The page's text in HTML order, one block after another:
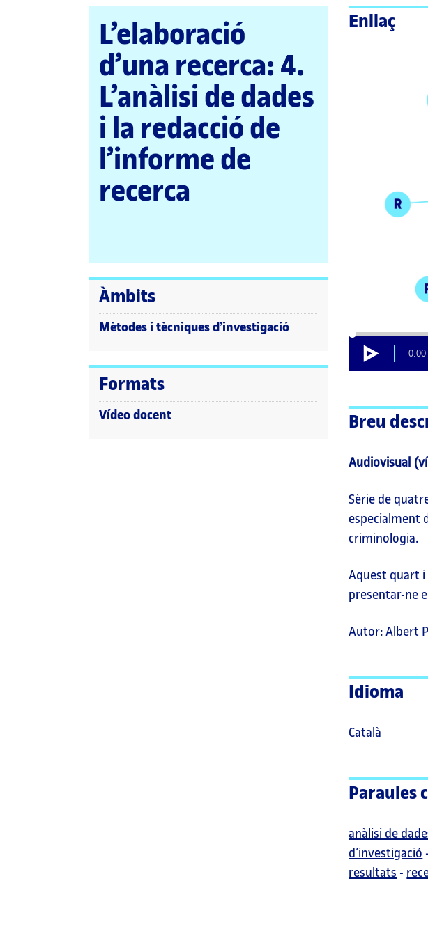
principal
L’elaboració
d’una recerca: 4.
L’anàlisi de dades
i la redacció de
l’informe de
recerca
Àmbits
Mètodes i tècniques d’investigació
Formats
Vídeo docent
Enllaç
Reproducció0:00
Carregat:
0%
Progrés:
0%
Breu
Audiovisual
Sèrie de
especialment
criminologia.
Aquest quart i
presentar-ne
Autor: Albert
Idioma
Català
Paraules
anàlisi de
d’investigació -
resultats -